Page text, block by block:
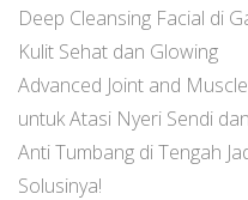
Deep Cleansing Facial di
Kulit Sehat dan Glowing
Advanced Joint and
untuk Atasi Nyeri Sendi
Anti Tumbang di Tengah
Solusinya!